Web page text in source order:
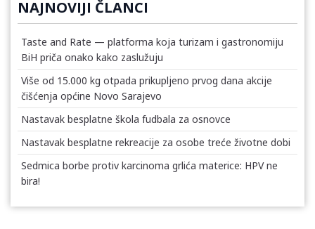
NAJNOVIJI ČLANCI
Taste and Rate — platforma koja turizam i gastronomiju
BiH priča onako kako zaslužuju
Više od 15.000 kg otpada prikupljeno prvog dana akcije
čišćenja općine Novo Sarajevo
Nastavak besplatne škola fudbala za osnovce
Nastavak besplatne rekreacije za osobe treće životne dobi
Sedmica borbe protiv karcinoma grlića materice: HPV ne
bira!